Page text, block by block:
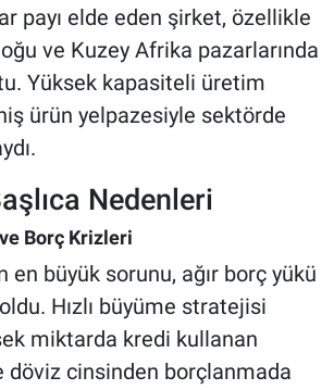
payı elde eden şirket, özellikle
ve Kuzey Afrika pazarlarında
Yüksek kapasiteli üretim
ürün yelpazesiyle sektörde
Nedenleri
Borç Krizleri
en büyük sorunu, ağır borç yükü
Hızlı büyüme stratejisi
miktarda kredi kullanan
döviz cinsinden borçlanmada